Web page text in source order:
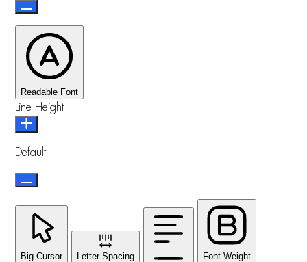
Readable Font
Line Height
Default
Big Cursor Letter Spacing Font Weight